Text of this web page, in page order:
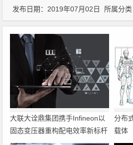
发布日期：2019年07月02日 所属分
大联大诠鼎集团携手Infineon以
固态变压器重构配电效率新标杆
分布
载体